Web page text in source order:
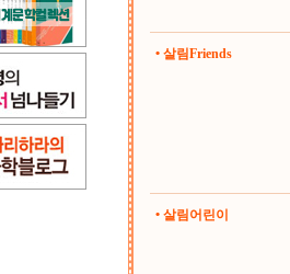
• 살림Friends
• 살림어린이